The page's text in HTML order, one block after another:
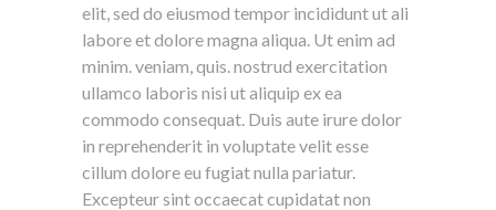
elit, sed do eiusmod tempor incididunt ut ali
labore et dolore magna aliqua. Ut enim ad
minim. veniam, quis. nostrud exercitation
ullamco laboris nisi ut aliquip ex ea
commodo consequat. Duis aute irure dolor
in reprehenderit in voluptate velit esse
cillum dolore eu fugiat nulla pariatur.
Excepteur sint occaecat cupidatat non